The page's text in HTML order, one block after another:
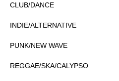
CLUB/DANCE
INDIE/ALTERNATIVE
PUNK/NEW WAVE
REGGAE/SKA/CALYPSO